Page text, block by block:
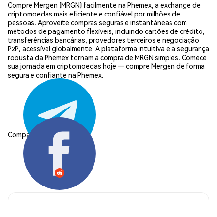
Compre Mergen (MRGN) facilmente na Phemex, a exchange de
criptomoedas mais eficiente e confiável por milhões de
pessoas. Aproveite compras seguras e instantâneas com
métodos de pagamento flexíveis, incluindo cartões de crédito,
transferências bancárias, provedores terceiros e negociação
P2P, acessível globalmente. A plataforma intuitiva e a segurança
robusta da Phemex tornam a compra de MRGN simples. Comece
sua jornada em criptomoedas hoje — compre Mergen de forma
segura e confiante na Phemex.
Compartilhar: